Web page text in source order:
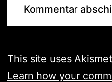
This site uses
Learn how your